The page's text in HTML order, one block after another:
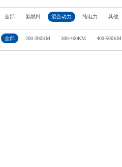
全部 氢燃料 混合动力 纯电力 其他
全部 200-300KM 300-400KM 400-500KM